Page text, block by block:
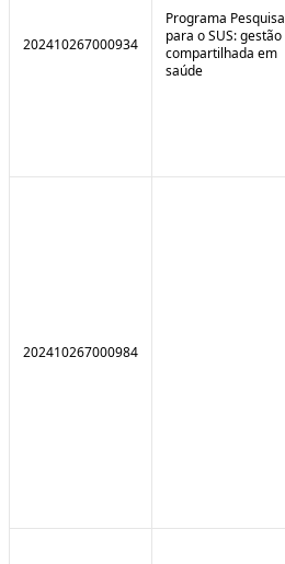
202410267000934
Programa Pesquisa
para o SUS: gestão
compartilhada em
saúde
202410267000984